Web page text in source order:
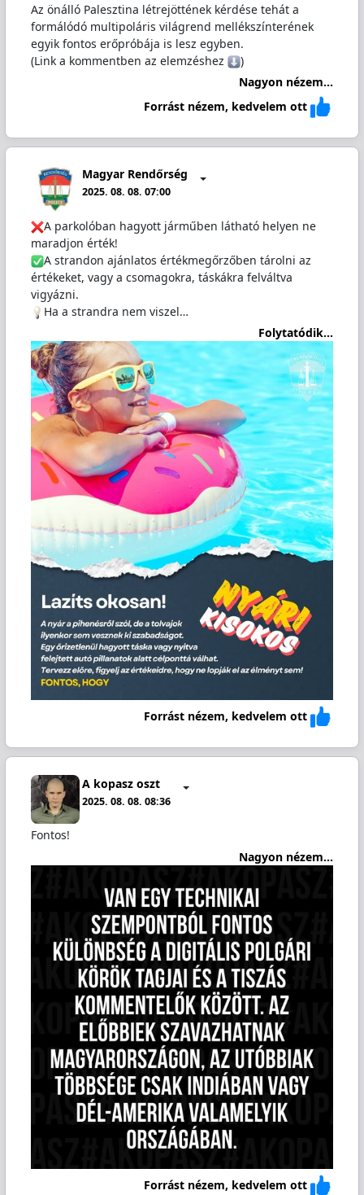
Az önálló Palesztina létrejöttének kérdése tehát a
formálódó multipoláris világrend mellékszínterének
egyik fontos erőpróbája is lesz egyben.
(Link a kommentben az elemzéshez
)
Nagyon nézem...
Forrást nézem, kedvelem ott
Magyar Rendőrség
2025. 08. 08. 07:00
A parkolóban hagyott járműben látható helyen ne
maradjon érték!
A strandon ajánlatos értékmegőrzőben tárolni az
értékeket, vagy a csomagokra, táskákra felváltva
vigyázni.
Ha a strandra nem viszel…
Folytatódik...
Forrást nézem, kedvelem ott
A kopasz oszt
2025. 08. 08. 08:36
Fontos!
Nagyon nézem...
Forrást nézem, kedvelem ott